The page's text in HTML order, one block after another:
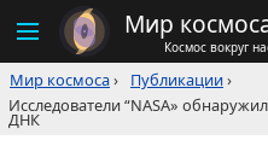
Мир
Космос вокруг
Мир космоса› Публикации›
Исследователи “NASA»
ДНК